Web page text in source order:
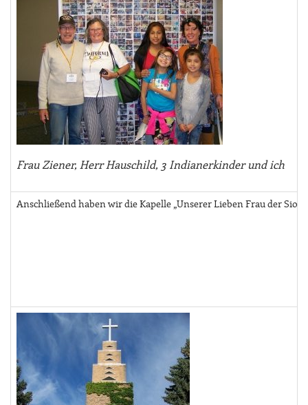
Frau Ziener, Herr Hauschild, 3 Indianerkinder und ich
Anschließend haben wir die Kapelle „Unserer Lieben Frau der